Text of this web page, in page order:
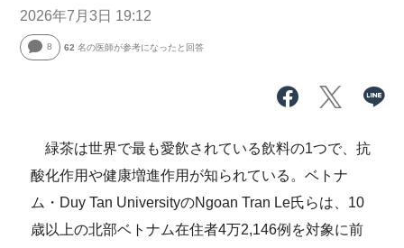
2026年7月3日 19:12
8 62 名の医師が参考になったと回答
緑茶は世界で最も愛飲されている飲料の1つで、抗
酸化作用や健康増進作用が知られている。ベトナ
ム・Duy Tan UniversityのNgoan Tran Le氏らは、10
歳以上の北部ベトナム在住者4万2,146例を対象に前